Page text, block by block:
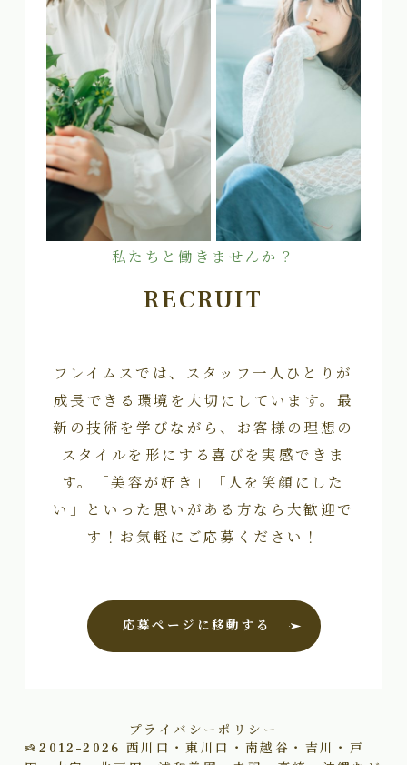
私たちと働きませんか？
RECRUIT
フレイムスでは、スタッフ一人ひとりが
成長できる環境を大切にしています。最
新の技術を学びながら、お客様の理想の
スタイルを形にする喜びを実感できま
す。「美容が好き」「人を笑顔にした
い」といった思いがある方なら大歓迎で
す！お気軽にご応募ください！
応募ページに移動する
プライバシーポリシー
2012–2026 西川口・東川口・南越谷・吉川・戸